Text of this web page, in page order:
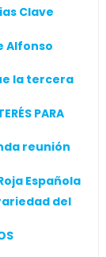
Clave
Alfonso
la tercera
PARA
reunión
Española
del